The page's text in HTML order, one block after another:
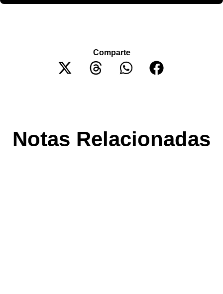
Comparte
Notas Relacionadas